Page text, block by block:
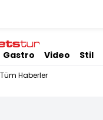
Gastro Video Stil
Tüm Haberler